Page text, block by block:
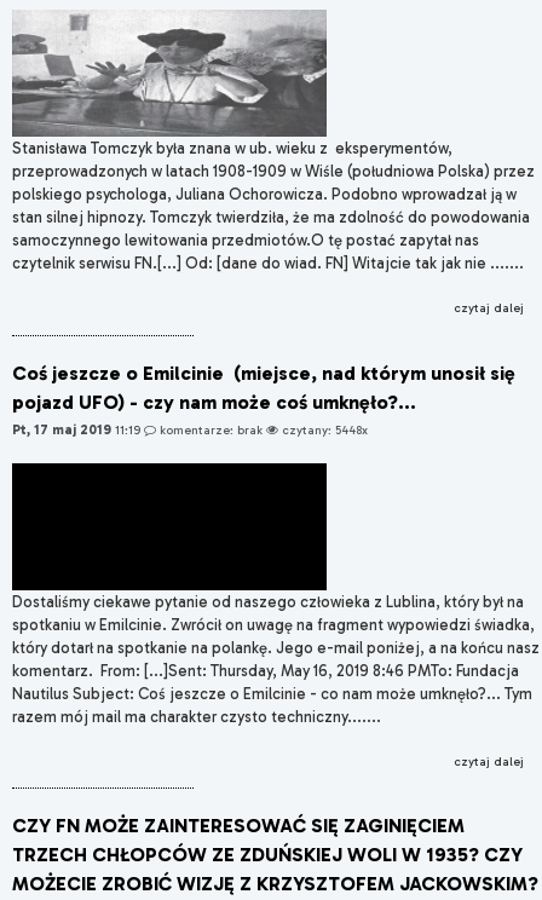
Stanisława Tomczyk była znana w ub. wieku z eksperymentów,
przeprowadzonych w latach 1908-1909 w Wiśle (południowa Polska) przez
polskiego psychologa, Juliana Ochorowicza. Podobno wprowadzał ją w
stan silnej hipnozy. Tomczyk twierdziła, że ma zdolność do powodowania
samoczynnego lewitowania przedmiotów.O tę postać zapytał nas
czytelnik serwisu FN.[...] Od: [dane do wiad. FN] Witajcie tak jak nie .......
czytaj dalej
Coś jeszcze o Emilcinie (miejsce, nad którym unosił się
pojazd UFO) - czy nam może coś umknęło?...
Pt, 17 maj 2019 11:19 komentarze: brak czytany: 5448x
Dostaliśmy ciekawe pytanie od naszego człowieka z Lublina, który był na
spotkaniu w Emilcinie. Zwrócił on uwagę na fragment wypowiedzi świadka,
który dotarł na spotkanie na polankę. Jego e-mail poniżej, a na końcu nasz
komentarz. From: [...]Sent: Thursday, May 16, 2019 8:46 PMTo: Fundacja
Nautilus Subject: Coś jeszcze o Emilcinie - co nam może umknęło?... Tym
razem mój mail ma charakter czysto techniczny.......
czytaj dalej
CZY FN MOŻE ZAINTERESOWAĆ SIĘ ZAGINIĘCIEM
TRZECH CHŁOPCÓW ZE ZDUŃSKIEJ WOLI W 1935? CZY
MOŻECIE ZROBIĆ WIZJĘ Z KRZYSZTOFEM JACKOWSKIM?